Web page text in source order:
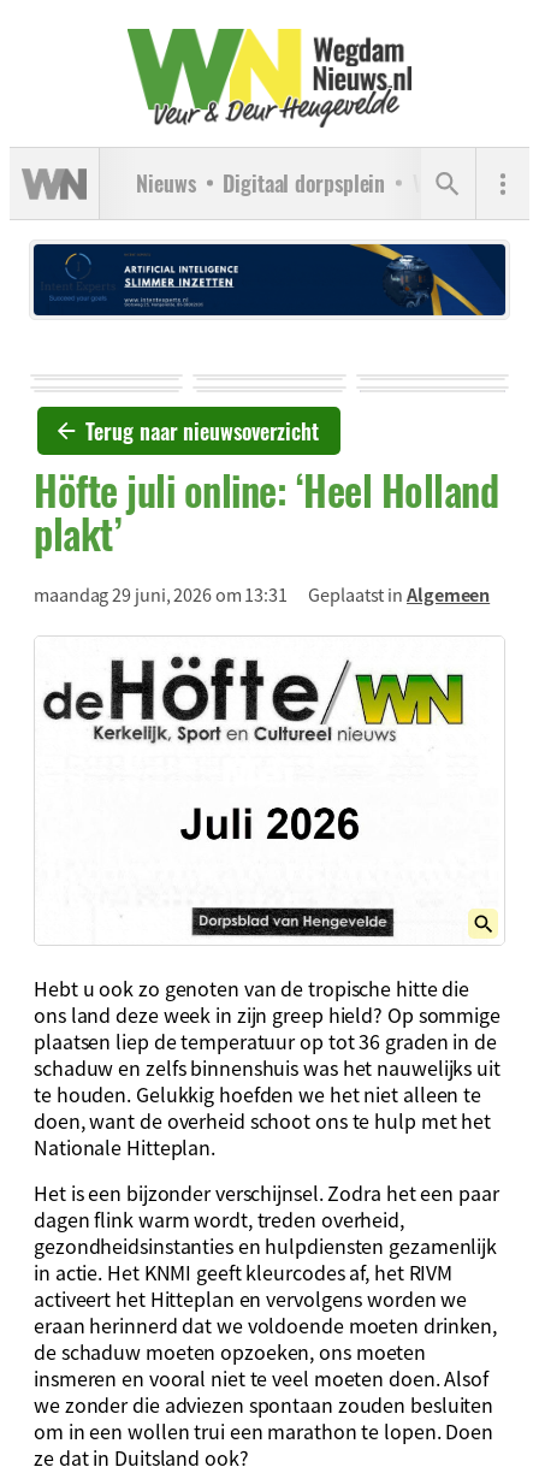
Nieuws Digitaal dorpsplein Verenigingen
Terug naar nieuwsoverzicht
Höfte juli online: ‘Heel Holland
plakt’
maandag 29 juni, 2026 om 13:31 Geplaatst inAlgemeen
Hebt u ook zo genoten van de tropische hitte die
ons land deze week in zijn greep hield? Op sommige
plaatsen liep de temperatuur op tot 36 graden in de
schaduw en zelfs binnenshuis was het nauwelijks uit
te houden. Gelukkig hoefden we het niet alleen te
doen, want de overheid schoot ons te hulp met het
Nationale Hitteplan.
Het is een bijzonder verschijnsel. Zodra het een paar
dagen flink warm wordt, treden overheid,
gezondheidsinstanties en hulpdiensten gezamenlijk
in actie. Het KNMI geeft kleurcodes af, het RIVM
activeert het Hitteplan en vervolgens worden we
eraan herinnerd dat we voldoende moeten drinken,
de schaduw moeten opzoeken, ons moeten
insmeren en vooral niet te veel moeten doen. Alsof
we zonder die adviezen spontaan zouden besluiten
om in een wollen trui een marathon te lopen. Doen
ze dat in Duitsland ook?